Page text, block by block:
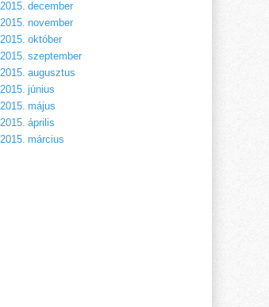
2015. december
2015. november
2015. október
2015. szeptember
2015. augusztus
2015. június
2015. május
2015. április
2015. március